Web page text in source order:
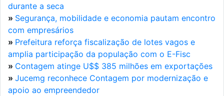
durante a seca
» Segurança, mobilidade e economia pautam encontro
com empresários
» Prefeitura reforça fiscalização de lotes vagos e
amplia participação da população com o E-Fisc
» Contagem atinge U$$ 385 milhões em exportações
» Jucemg reconhece Contagem por modernização e
apoio ao empreendedor